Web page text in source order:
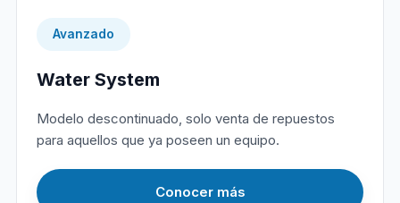
Avanzado
Water System
Modelo descontinuado, solo venta de repuestos
para aquellos que ya poseen un equipo.
Conocer más